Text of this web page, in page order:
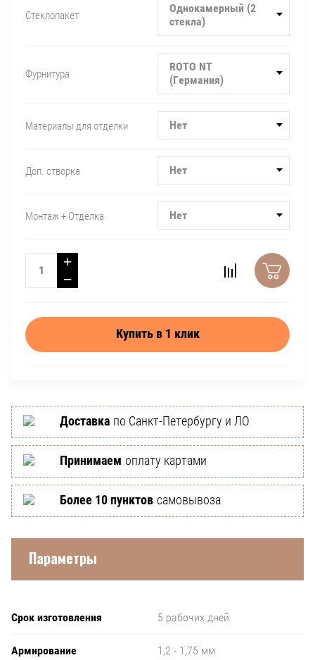
Стеклопакет
Однокамерный (2
стекла)
Фурнитура
ROTO NT
(Германия)
Материалы для отделки Нет
Доп. створка Нет
Монтаж + Отделка Нет
+
−
Купить в 1 клик
Доставка по Санкт-Петербургу и ЛО
Принимаем оплату картами
Более 10 пунктов самовывоза
Параметры
Срок изготовления 5 рабочих дней
Армирование 1,2 - 1,75 мм